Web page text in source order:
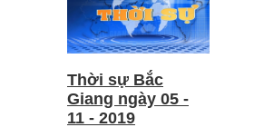
Thời sự Bắc
Giang ngày 05 -
11 - 2019